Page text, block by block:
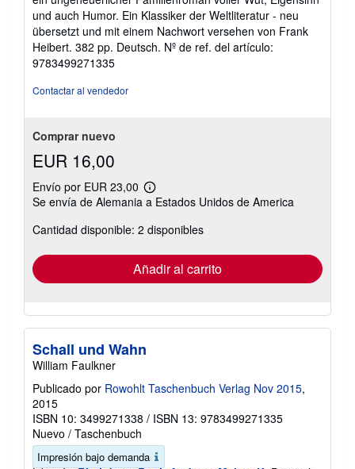
und auch Humor. Ein Klassiker der Weltliteratur - neu
übersetzt und mit einem Nachwort versehen von Frank
Heibert. 382 pp. Deutsch. Nº de ref. del artículo:
9783499271335
Contactar al vendedor
Comprar nuevo
EUR 16,00
Envío por EUR 23,00
Más
información
las
tarifas
envío
Se envía de Alemania a Estados Unidos de America
Cantidad disponible: 2 disponibles
Añadir al carrito
Schall und Wahn
William Faulkner
Publicado por Rowohlt Taschenbuch Verlag Nov 2015,
2015
ISBN 10: 3499271338 / ISBN 13: 9783499271335
Nuevo / Taschenbuch
Impresión bajo demanda